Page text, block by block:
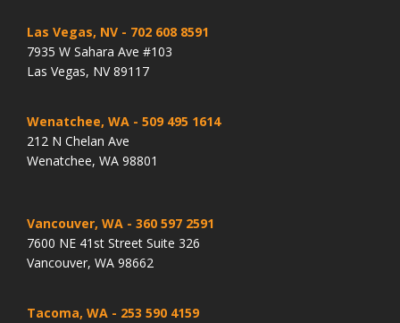
Las Vegas, NV - 702 608 8591
7935 W Sahara Ave #103
Las Vegas, NV 89117
Wenatchee, WA - 509 495 1614
212 N Chelan Ave
Wenatchee, WA 98801
Vancouver, WA - 360 597 2591
7600 NE 41st Street Suite 326
Vancouver, WA 98662
Tacoma, WA - 253 590 4159